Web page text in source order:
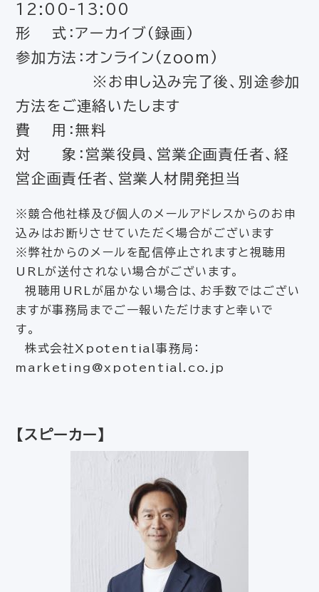
12:00-13:00
形 式：アーカイブ（録画)
参加方法：オンライン(zoom)
※お申し込み完了後、別途参加
方法をご連絡いたします
費 用：無料
対 象：営業役員、営業企画責任者、経
営企画責任者、営業人材開発担当
※競合他社様及び個人のメールアドレスからのお申
込みはお断りさせていただく場合がございます
※弊社からのメールを配信停止されますと視聴用
URLが送付されない場合がございます。
視聴用URLが届かない場合は、お手数ではござい
ますが事務局までご一報いただけますと幸いで
す。
株式会社Xpotential事務局：
marketing@xpotential.co.jp
【スピーカー】